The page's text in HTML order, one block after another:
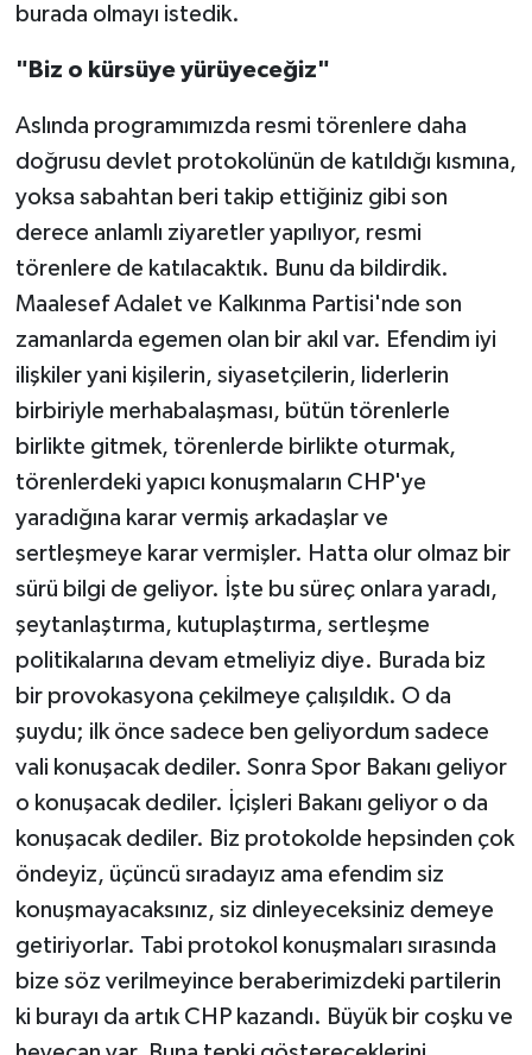
burada olmayı istedik.
"Biz o kürsüye yürüyeceğiz"
Aslında programımızda resmi törenlere daha
doğrusu devlet protokolünün de katıldığı kısmına,
yoksa sabahtan beri takip ettiğiniz gibi son
derece anlamlı ziyaretler yapılıyor, resmi
törenlere de katılacaktık. Bunu da bildirdik.
Maalesef Adalet ve Kalkınma Partisi'nde son
zamanlarda egemen olan bir akıl var. Efendim iyi
ilişkiler yani kişilerin, siyasetçilerin, liderlerin
birbiriyle merhabalaşması, bütün törenlerle
birlikte gitmek, törenlerde birlikte oturmak,
törenlerdeki yapıcı konuşmaların CHP'ye
yaradığına karar vermiş arkadaşlar ve
sertleşmeye karar vermişler. Hatta olur olmaz bir
sürü bilgi de geliyor. İşte bu süreç onlara yaradı,
şeytanlaştırma, kutuplaştırma, sertleşme
politikalarına devam etmeliyiz diye. Burada biz
bir provokasyona çekilmeye çalışıldık. O da
şuydu; ilk önce sadece ben geliyordum sadece
vali konuşacak dediler. Sonra Spor Bakanı geliyor
o konuşacak dediler. İçişleri Bakanı geliyor o da
konuşacak dediler. Biz protokolde hepsinden çok
öndeyiz, üçüncü sıradayız ama efendim siz
konuşmayacaksınız, siz dinleyeceksiniz demeye
getiriyorlar. Tabi protokol konuşmaları sırasında
bize söz verilmeyince beraberimizdeki partilerin
ki burayı da artık CHP kazandı. Büyük bir coşku ve